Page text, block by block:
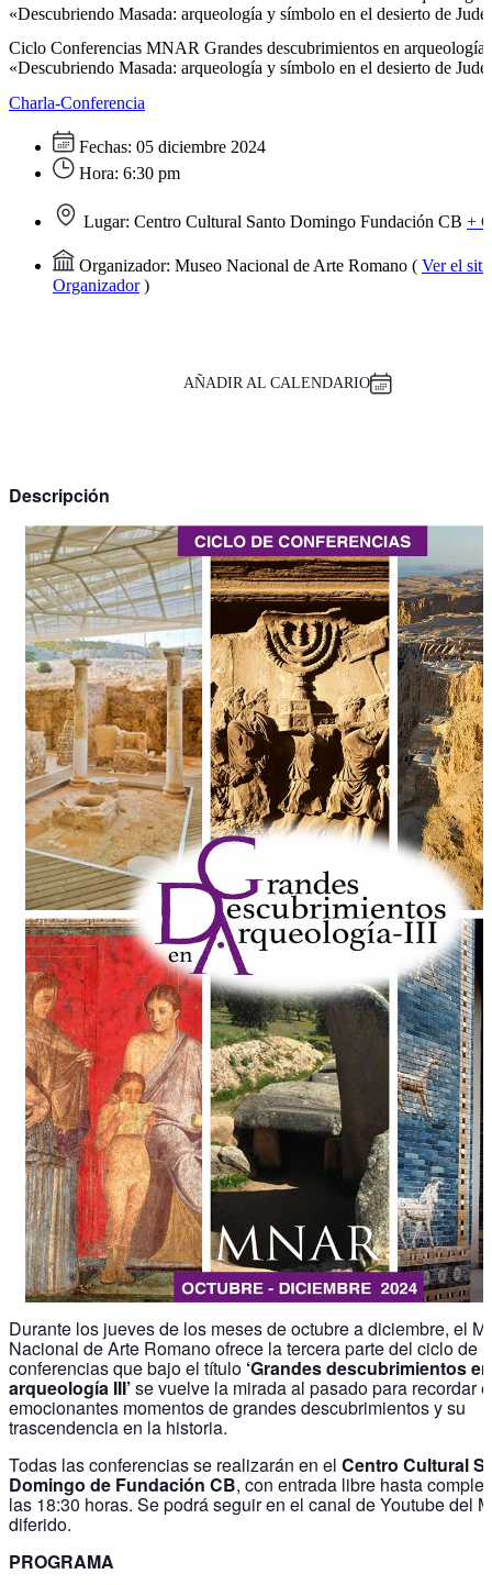
«Descubriendo Masada: arqueología y símbolo en el desierto de
Ciclo Conferencias MNAR Grandes descubrimientos en arqueología
«Descubriendo Masada: arqueología y símbolo en el desierto de
Charla-Conferencia
Fechas: 05 diciembre 2024
Hora: 6:30 pm
Lugar: Centro Cultural Santo Domingo Fundación CB +
Organizador: Museo Nacional de Arte Romano ( Ver el
Organizador)
AÑADIR AL CALENDARIO
Descripción
Durante los jueves de los meses de octubre a diciembre, el
Nacional de Arte Romano ofrece la tercera parte del ciclo de
conferencias que bajo el título ‘Grandes descubrimientos en
arqueología III’se vuelve la mirada al pasado para recordar
emocionantes momentos de grandes descubrimientos y su
trascendencia en la historia.
Todas las conferencias se realizarán en el Centro Cultural
Domingo de Fundación CB, con entrada libre hasta
las 18:30 horas. Se podrá seguir en el canal de Youtube del
diferido.
PROGRAMA